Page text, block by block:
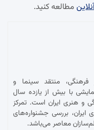
مطالعه کنید.
فرهنگی، منتقد سینما و
با بیش از یازده سال
و هنری ایران است. تمرکز
بررسی جشنواره‌های
معاصر می‌باشد.